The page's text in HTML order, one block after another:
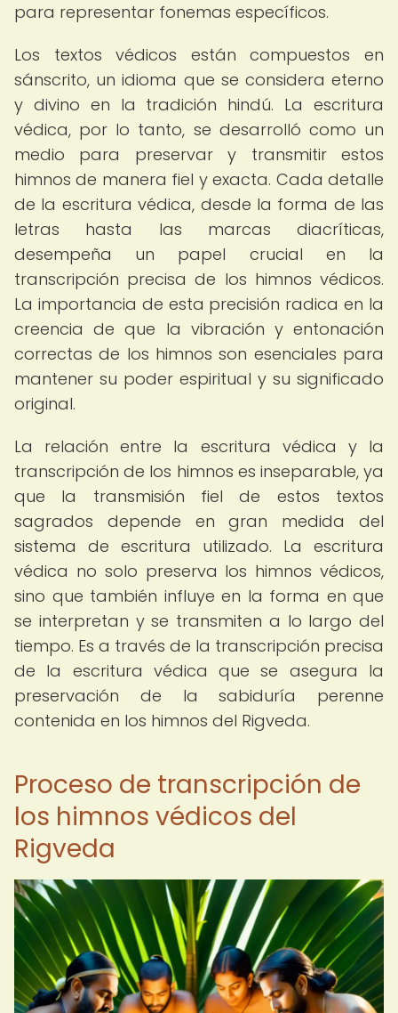
para representar fonemas específicos.
Los textos védicos están compuestos en
sánscrito, un idioma que se considera eterno
y divino en la tradición hindú. La escritura
védica, por lo tanto, se desarrolló como un
medio para preservar y transmitir estos
himnos de manera fiel y exacta. Cada detalle
de la escritura védica, desde la forma de las
letras hasta las marcas diacríticas,
desempeña un papel crucial en la
transcripción precisa de los himnos védicos.
La importancia de esta precisión radica en la
creencia de que la vibración y entonación
correctas de los himnos son esenciales para
mantener su poder espiritual y su significado
original.
La relación entre la escritura védica y la
transcripción de los himnos es inseparable, ya
que la transmisión fiel de estos textos
sagrados depende en gran medida del
sistema de escritura utilizado. La escritura
védica no solo preserva los himnos védicos,
sino que también influye en la forma en que
se interpretan y se transmiten a lo largo del
tiempo. Es a través de la transcripción precisa
de la escritura védica que se asegura la
preservación de la sabiduría perenne
contenida en los himnos del Rigveda.
Proceso de transcripción de
los himnos védicos del
Rigveda